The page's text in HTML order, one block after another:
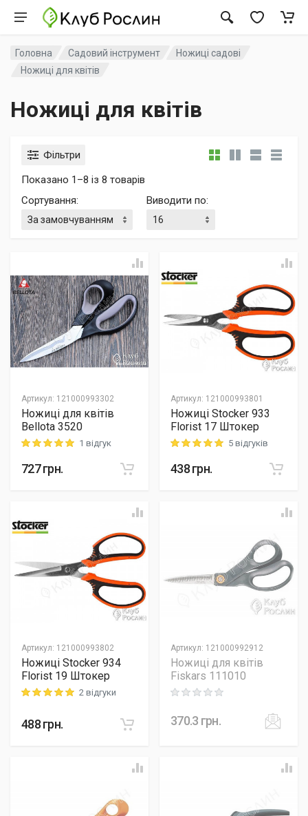
Головна Садовий інструмент
Ножиці садові
Ножиці для квітів
Ножиці для квітів
Фільтри
Показано 1–8 із 8 товарів
Сортування: Виводити по:
Артикул: 121000993302
Ножиці для квітів
Bellota 3520
Rating: 5 out of 51 відгук
727грн.
Артикул: 121000993801
Ножиці Stocker 933
Florist 17 Штокер
Rating: 5 out of 55 відгуків
438грн.
Артикул: 121000993802
Ножиці Stocker 934
Florist 19 Штокер
Rating: 5 out of 52 відгуки
488грн.
Артикул: 121000992912
Ножиці для квітів
Fiskars 111010
Rating: 0 out of 5
370.3 грн.